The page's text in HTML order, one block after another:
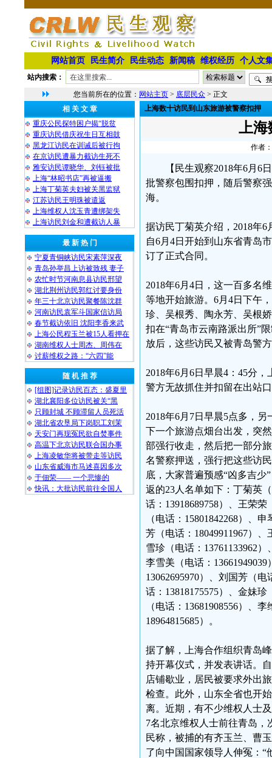
网站首页 民生简介 民生动态 新闻稿 维权经历 个人文
站内搜索：
您当前所在的位置： 网站主页 > 底层民众 > 正文
相 关 文 章
重庆公民探特困户揭“脱贫
重庆访民借庆祝生日互相鼓
黑龙江访民在训诫后被行拘
在京访民遭暴力截访生死不
雅安访民谭晓华、刘钰被批
上海“林昭书店”再被逼搬
上海丁菊英夫妇被关黑监狱
江苏访民王明珠被遣返
上海维权人沈玉青遭绑架失
上海访民刘金和遭截访人暴
最 新 热 门
宁夏青铜峡访民宋素萍深夜
青岛孙举昌上访被致残 妻子
农忙时节河南息县访民邢望
湖北荆州访民郭红讨要身份
年三十北京访民聚餐陈沈群
河南访民袁军斗国家信访局
春节截访依旧 沈阳李香来武
上海公民程玉兰被15人看押在
湖南维权人士周杰、周伟在
讨薪维权之路：“六四”能
随 机 推 荐
[组图]记录访民百态：盛夏里
湖北襄阳多位访民被关“黑
只顾封城 不顾滞留人员死活
湖北省农垦局下岗职工刘茉
天安门再现冤民欲自焚事件
高温下北京访民联合国办事
上海凌敏华将被带走等访民
山东省威海市马述喜因多次
于佃荣—— 一个悲惨的
快讯：大批访民前往全国人
上海数十访民到山东旅游被警察扣押
上海
作者
【民生观察2018年6月
批警察包围扣押，随后警察
海。
据访民丁菊英介绍，2018年
自6月4日开始到山东省青岛
订了正式合同。
2018年6月4日，这一百多名
等地开始旅游。6月4日下午
珍、吴根秀、陶永芳、吴根
扣在“青岛市云南路派出所”
放后，这些访民又被青岛警
2018年6月6日早晨4：45分
警方无故抓住并扣留在出站
2018年6月7日早晨5点多，
下一个旅游点畑台出发，突
部强行收走，然后把一部分
名警察押送，强行把这些访
底，大家普遍预感“凶多吉
返的23人名单如下：丁菊英
话：13918689758）、王荣
（电话：15801842268）、
芳（电话：18049911967）
雪珍（电话：13761133962
李雪美（电话：
13062695970）、刘国芳（
话：13818175575）、金妹
（电话：13681908556）、
18964815685）。
据了解，上海合作组织青岛
持开幕仪式，并发表讲话。
店铺歇业，居民被要求外出
检查。此外，山东全省也开
离。近期，有不少维权人士
7名北京维权人士前往青岛
民称，被捕的有齐玉兰、曹
了向中国国家领导人伸冤：“